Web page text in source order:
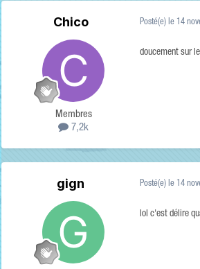
Chico
Membres
7,2k
Posté(e) le 14
doucement sur
gign Posté(e) le 14
lol c'est délire